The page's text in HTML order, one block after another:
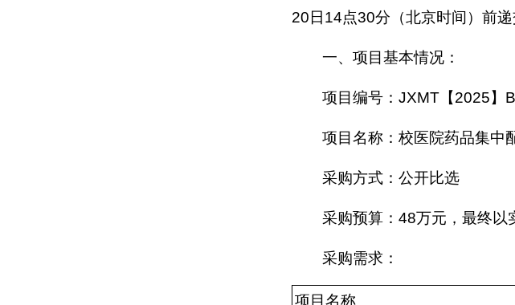
20日14点30分（北京时间）前递
一、项目基本情况：
项目编号：JXMT【2025】
项目名称：校医院药品集中
采购方式：公开比选
采购预算：48万元，最终以
采购需求：
项目名称